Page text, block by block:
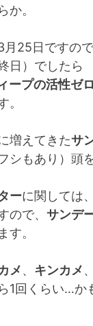
か。
月25日ですの
日）でしたら
ープの活性ゼ
。
増えてきたサ
シもあり）頭
ーに関しては
ので、 サンデ
す。
メ、 キンカメ、
1回くらい…か